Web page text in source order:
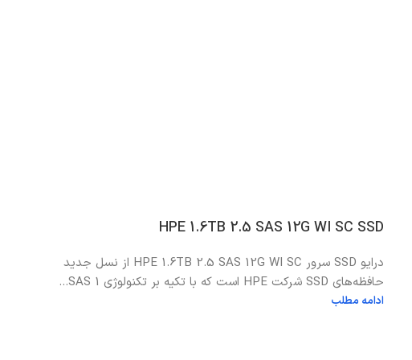
HPE 1.6TB 2.5 SAS 12G WI SC SSD
درایو SSD سرور HPE 1.6TB 2.5 SAS 12G WI SC از نسل جدید
حافظه‌های SSD شرکت HPE است که با تکیه بر تکنولوژی SAS 1...
ادامه مطلب